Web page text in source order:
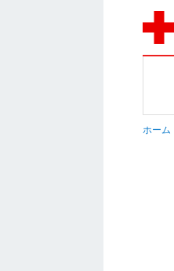
ホーム